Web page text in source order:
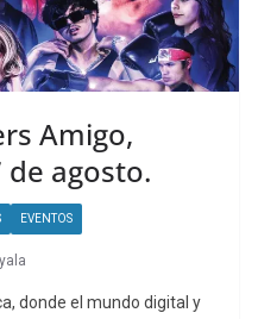
Amigo,
agosto.
EVENTOS
donde el mundo digital y